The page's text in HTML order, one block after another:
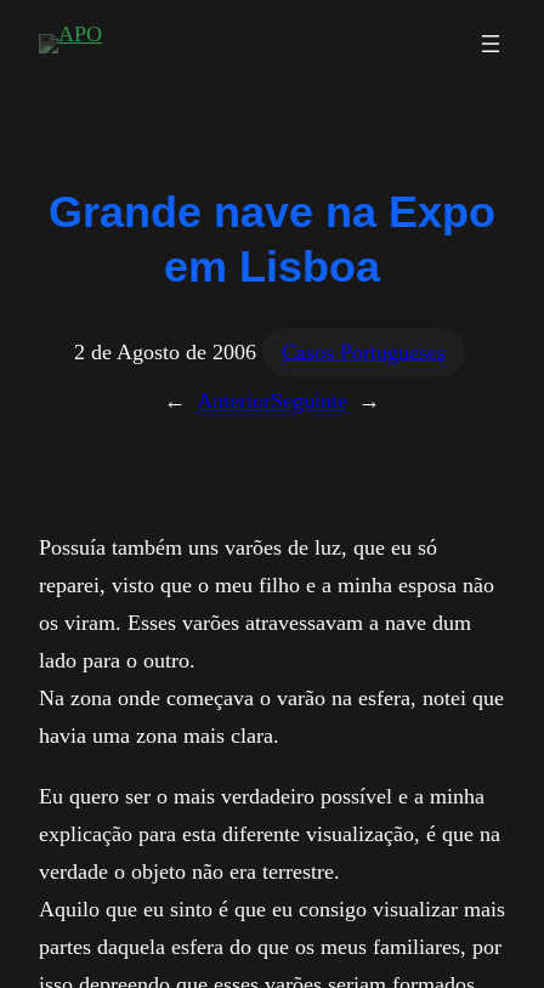
Grande nave na Expo
em Lisboa
2 de Agosto de 2006
Casos Portugueses
← AnteriorSeguinte →
Possuía também uns varões de luz, que eu só
reparei, visto que o meu filho e a minha esposa não
os viram. Esses varões atravessavam a nave dum
lado para o outro.
Na zona onde começava o varão na esfera, notei que
havia uma zona mais clara.
Eu quero ser o mais verdadeiro possível e a minha
explicação para esta diferente visualização, é que na
verdade o objeto não era terrestre.
Aquilo que eu sinto é que eu consigo visualizar mais
partes daquela esfera do que os meus familiares, por